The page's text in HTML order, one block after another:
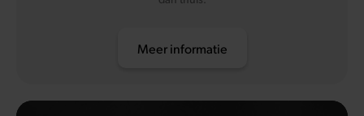
Meer informatie